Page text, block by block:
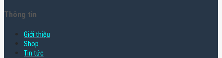
Thông tin
Giới thiệu
Shop
Tin tức